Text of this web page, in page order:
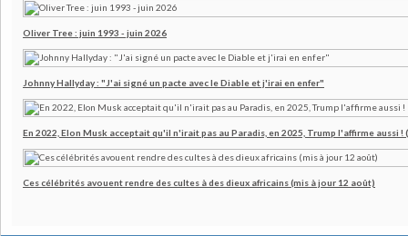
Oliver Tree : juin 1993 - juin 2026
Johnny Hallyday : "J'ai signé un pacte avec le Diable et j'irai en enfer"
En 2022, Elon Musk acceptait qu'il n'irait pas au Paradis, en 2025, Trump l'affirme aussi !
Ces célébrités avouent rendre des cultes à des dieux africains (mis à jour 12 août)